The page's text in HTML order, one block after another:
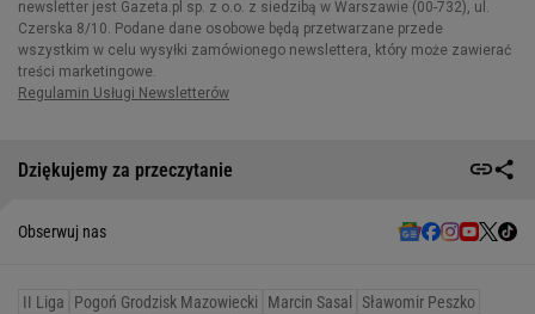
Dziękujemy za przeczytanie
Obserwuj nas
II Liga Pogoń Grodzisk Mazowiecki Marcin Sasal
Sławomir Peszko